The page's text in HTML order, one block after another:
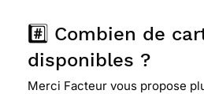
#️⃣ Combien de
disponibles ?
Merci Facteur vous propose